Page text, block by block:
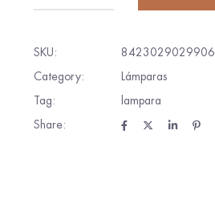
SKU:
8423029029906
Category:
Lámparas
Tag:
lampara
Share: